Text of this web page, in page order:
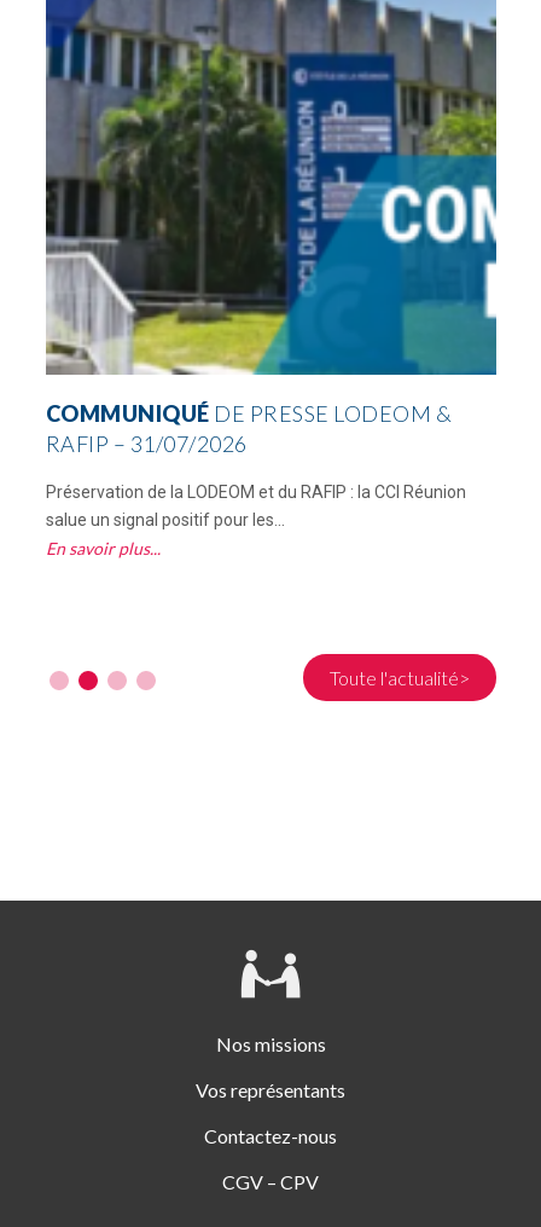
COMMUNIQUÉ DE PRESSE LODEOM &
RAFIP – 31/07/2026
Préservation de la LODEOM et du RAFIP : la CCI Réunion
salue un signal positif pour les...
En savoir plus
Toute l'actualité>
Nos missions
Vos représentants
Contactez-nous
CGV – CPV